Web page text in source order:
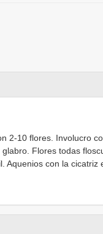
2-10 flores. Involucro
Flores todas
Aquenios con la cicatriz